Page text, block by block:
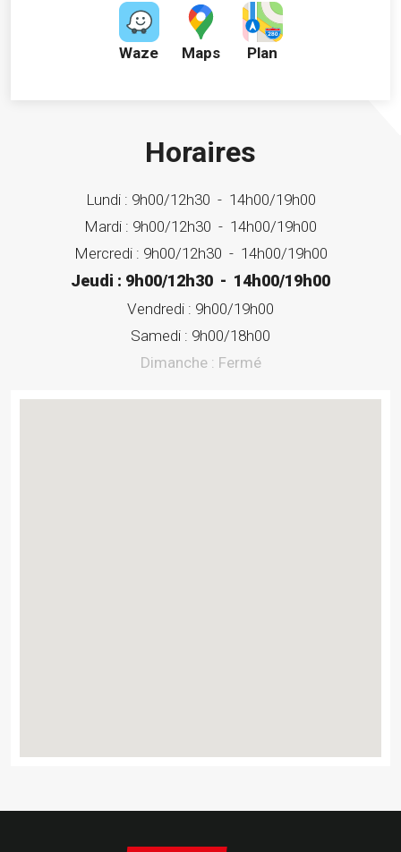
Waze Maps Plan
Horaires
Lundi : 9h00/12h30 - 14h00/19h00
Mardi : 9h00/12h30 - 14h00/19h00
Mercredi : 9h00/12h30 - 14h00/19h00
Jeudi : 9h00/12h30 - 14h00/19h00
Vendredi : 9h00/19h00
Samedi : 9h00/18h00
Dimanche : Fermé